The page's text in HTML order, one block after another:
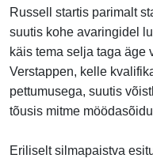
Russell startis parimalt
suutis kohe avaringidel
käis tema selja taga äge
Verstappen, kelle
pettumusega, suutis
tõusis mitme
Eriliselt silmapaistva